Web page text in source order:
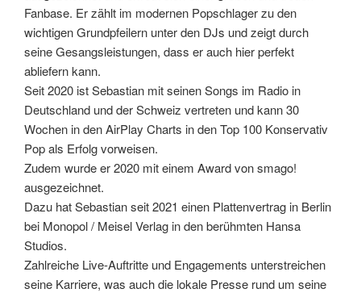
Fanbase. Er zählt im modernen Popschlager zu den
wichtigen Grundpfeilern unter den DJs und zeigt durch
seine Gesangsleistungen, dass er auch hier perfekt
abliefern kann.
Seit 2020 ist Sebastian mit seinen Songs im Radio in
Deutschland und der Schweiz vertreten und kann 30
Wochen in den AirPlay Charts in den Top 100 Konservativ
Pop als Erfolg vorweisen.
Zudem wurde er 2020 mit einem Award von smago!
ausgezeichnet.
Dazu hat Sebastian seit 2021 einen Plattenvertrag in Berlin
bei Monopol / Meisel Verlag in den berühmten Hansa
Studios.
Zahlreiche Live-Auftritte und Engagements unterstreichen
seine Karriere, was auch die lokale Presse rund um seine